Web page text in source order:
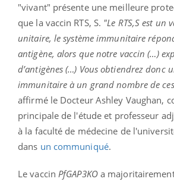
"vivant" présente une meilleure
que la vaccin RTS, S. "Le RTS,S est un
unitaire, le système immunitaire
antigène, alors que notre vaccin (…)
d’antigènes (…) Vous obtiendrez donc
immunitaire à un grand nombre de
affirmé le Docteur Ashley Vaughan,
principale de l'étude et professeur
à la faculté de médecine de
dans un communiqué.
Le vaccin PfGAP3KO a